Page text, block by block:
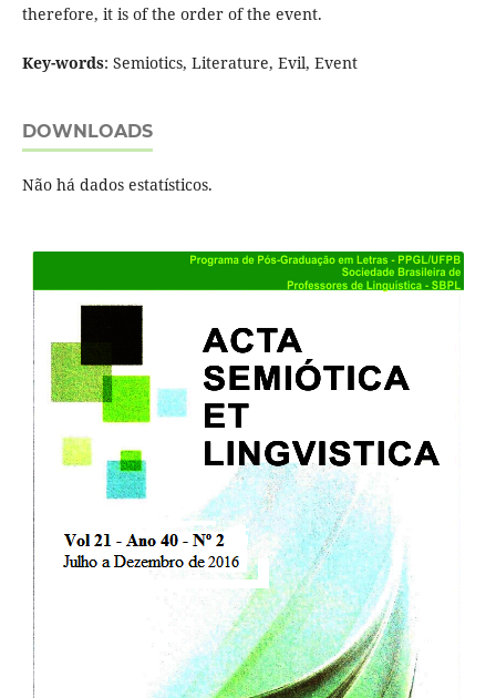
therefore, it is of the order of the event.
Key-words: Semiotics, Literature, Evil, Event
DOWNLOADS
Não há dados estatísticos.